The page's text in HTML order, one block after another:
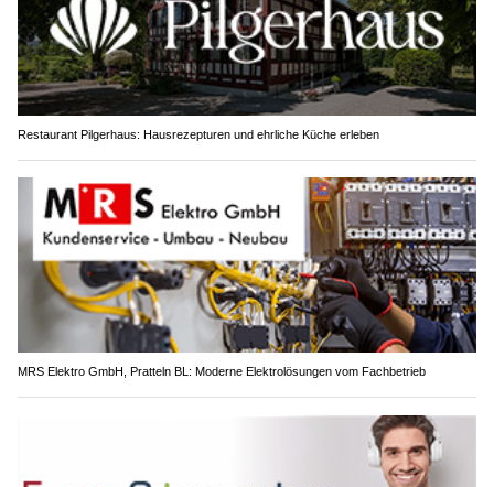
Restaurant Pilgerhaus: Hausrezepturen und ehrliche Küche erleben
MRS Elektro GmbH, Pratteln BL: Moderne Elektrolösungen vom Fachbetrieb